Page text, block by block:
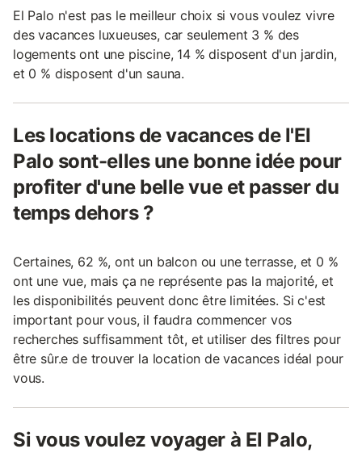
El Palo n'est pas le meilleur choix si vous voulez vivre
des vacances luxueuses, car seulement 3 % des
logements ont une piscine, 14 % disposent d'un jardin,
et 0 % disposent d'un sauna.
Les locations de vacances de l'El
Palo sont-elles une bonne idée pour
profiter d'une belle vue et passer du
temps dehors ?
Certaines, 62 %, ont un balcon ou une terrasse, et 0 %
ont une vue, mais ça ne représente pas la majorité, et
les disponibilités peuvent donc être limitées. Si c'est
important pour vous, il faudra commencer vos
recherches suffisamment tôt, et utiliser des filtres pour
être sûr.e de trouver la location de vacances idéal pour
vous.
Si vous voulez voyager à El Palo,